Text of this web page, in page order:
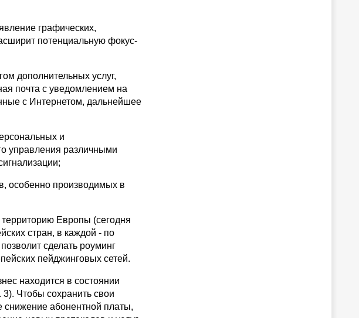
графических,
потенциальную фокус-
дополнительных услуг,
почта с уведомлением на
с Интернетом, дальнейшее
и
управления различными
особенно производимых в
Европы (сегодня
стран, в каждой - по
сделать роуминг
пейджинговых сетей.
находится в состоянии
Чтобы сохранить свои
абонентной платы,